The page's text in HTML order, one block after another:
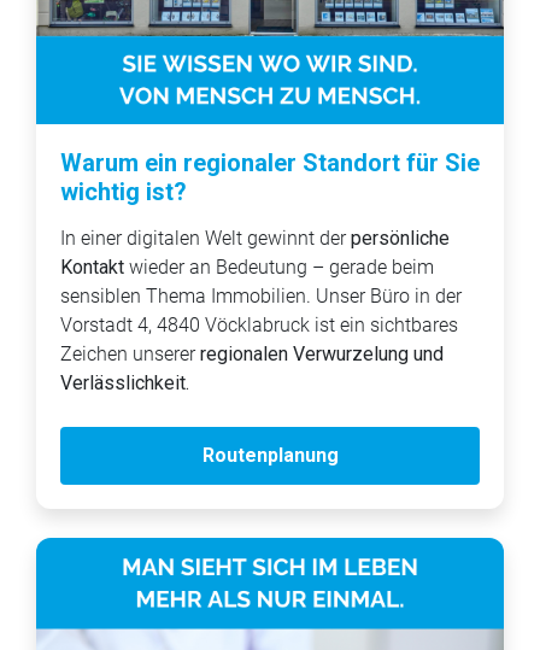
Warum ein regionaler Standort für Sie
wichtig ist?
In einer digitalen Welt gewinnt derpersönliche
Kontakt wieder an Bedeutung – gerade beim
sensiblen Thema Immobilien. Unser Büro in der
Vorstadt 4, 4840 Vöcklabruck ist ein sichtbares
Zeichen unsererregionalen Verwurzelung und
Verlässlichkeit.
Routenplanung